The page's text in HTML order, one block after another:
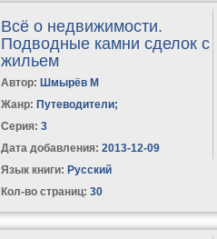
Всё о недвижимости.
Подводные камни сделок с
жильем
Автор: Шмырёв М
Жанр: Путеводители;
Серия:3
Дата добавления: 2013-12-09
Язык книги: Русский
Кол-во страниц: 30